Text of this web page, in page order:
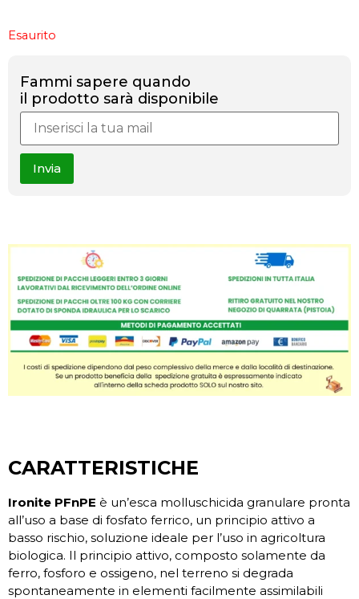
Esaurito
Fammi sapere quando
il prodotto sarà disponibile
Invia
CARATTERISTICHE
Ironite PFnPE è un’esca molluschicida granulare pronta
all’uso a base di fosfato ferrico, un principio attivo a
basso rischio, soluzione ideale per l’uso in agricoltura
biologica. Il principio attivo, composto solamente da
ferro, fosforo e ossigeno, nel terreno si degrada
spontaneamente in elementi facilmente assimilabili